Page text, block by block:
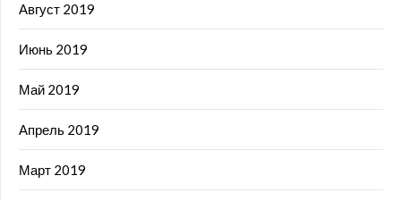
Август 2019
Июнь 2019
Май 2019
Апрель 2019
Март 2019